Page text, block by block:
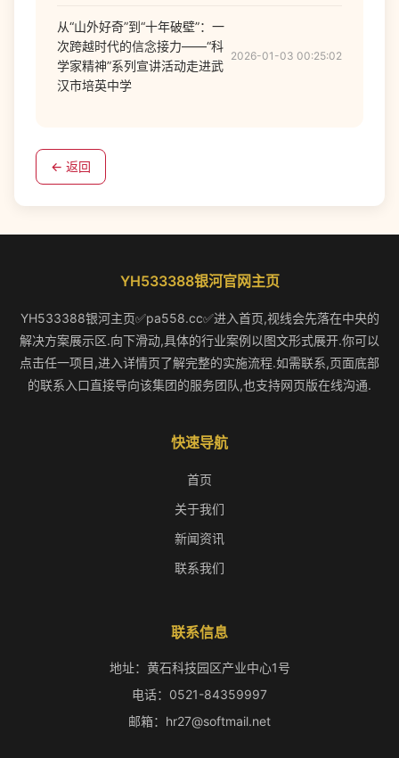
从“山外好奇”到“十年破壁”：一
次跨越时代的信念接力——“科
学家精神”系列宣讲活动走进武
汉市培英中学
2026-01-03 00:25:02
← 返回
YH533388银河官网主页
YH533388银河主页✅pa558.cc✅进入首页,视线会先落在中央的
解决方案展示区.向下滑动,具体的行业案例以图文形式展开.你可以
点击任一项目,进入详情页了解完整的实施流程.如需联系,页面底部
的联系入口直接导向该集团的服务团队,也支持网页版在线沟通.
快速导航
首页
关于我们
新闻资讯
联系我们
联系信息
地址：黄石科技园区产业中心1号
电话：0521-84359997
邮箱：hr27@softmail.net